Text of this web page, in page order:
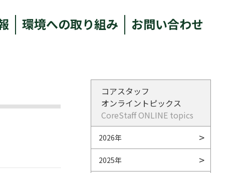
環境への取り組み お問い合わせ
コアスタッフ
オンライントピックス
CoreStaff ONLINE topics
2026年
2025年